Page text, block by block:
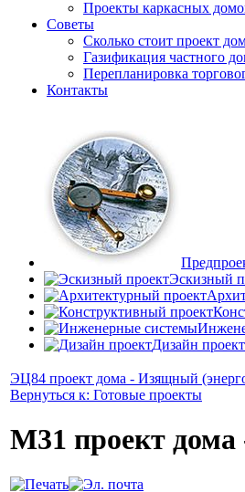
Проекты каркасных
Советы
Сколько стоит проект
Газификация частного
Перепланировка
Контакты
Эскизный
Дизайн проект
ЭЦ84 проект дома - Изящный
Вернуться к: Готовые проекты
М31 проект